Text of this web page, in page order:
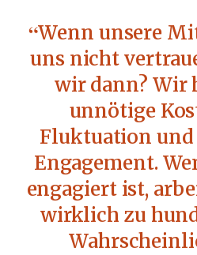
Wenn unsere
uns nicht
wir dann? Wir
unnötige
Fluktuation
Engagement.
engagiert ist,
wirklich zu